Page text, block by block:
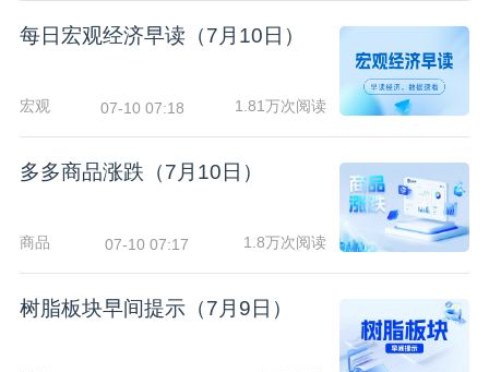
每日宏观经济早读（7月10日）
宏观 07-10 07:18 1.81万次阅读
多多商品涨跌（7月10日）
商品 07-10 07:17 1.8万次阅读
树脂板块早间提示（7月9日）